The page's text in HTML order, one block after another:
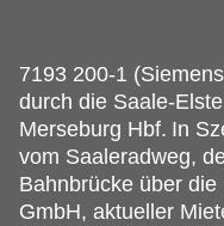
7193 200-1
durch die Saale-
Merseburg Hbf. In
vom Saaleradweg,
Bahnbrücke über die
GmbH, aktueller